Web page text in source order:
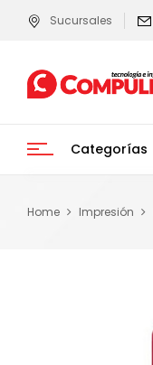
Sucursales
Categorías
Home Impresión